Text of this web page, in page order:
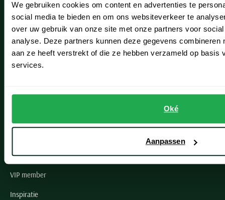
We gebruiken cookies om content en advertenties te
social media te bieden en om ons websiteverkeer te
over uw gebruik van onze site met onze partners voor
analyse. Deze partners kunnen deze gegevens combineren
aan ze heeft verstrekt of die ze hebben verzameld op basis
services.
Oké
Aanpassen
Leiderdorp
Lisse
Noordwijk
Oegstgeest
Paul & Shark specialist
VIP member
Inspiratie